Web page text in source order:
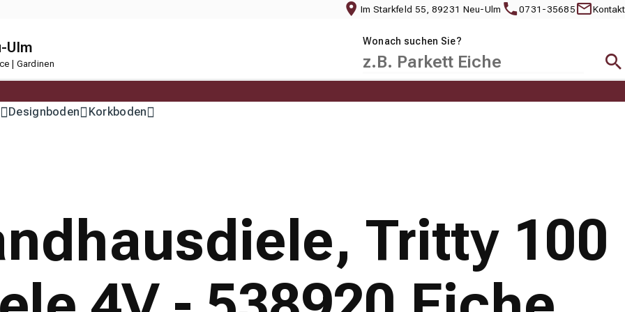
Im Starkfeld 55, 89231 Neu-Ulm 0731-35685 Kontakt
Ulm
| Gardinen
Wonach suchen Sie?
Designboden Korkboden
Tritty 100